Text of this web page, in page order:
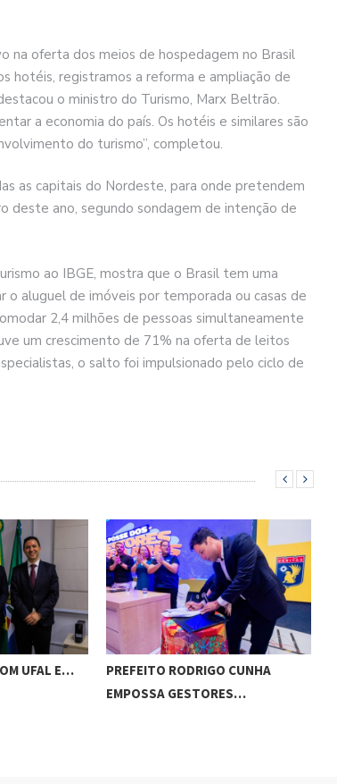
na oferta dos meios de hospedagem no Brasil
hotéis, registramos a reforma e ampliação de
o ministro do Turismo, Marx Beltrão.
a economia do país. Os hotéis e similares são
do turismo”, completou.
as capitais do Nordeste, para onde pretendem
deste ano, segundo sondagem de intenção de
ao IBGE, mostra que o Brasil tem uma
aluguel de imóveis por temporada ou casas de
2,4 milhões de pessoas simultaneamente
um crescimento de 71% na oferta de leitos
o salto foi impulsionado pelo ciclo de
UFAL E…
PREFEITO RODRIGO CUNHA
EMPOSSA GESTORES…